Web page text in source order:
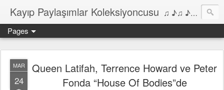
Kayıp Paylaşımlar Koleksiyoncusu ♫ ♪♫ ♪ ♫ ♪♫ ♪•♫♪ 2006'dan bu yana Film, Dizi, Müzik ve Kitaplar üzerine Yazılar Diyarı...
Pages
MAR
24
Queen Latifah, Terrence Howard ve Peter
Fonda “House Of Bodies”de